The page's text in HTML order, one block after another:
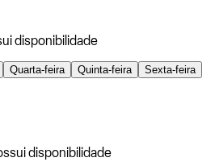
disponibilidade
Quarta-feira Quinta-feira
Sexta-feira
disponibilidade